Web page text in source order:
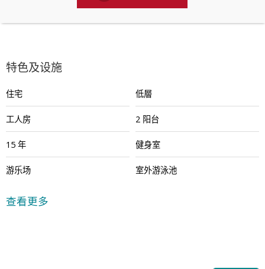
特色及设施
住宅 低層
工人房 2 阳台
15 年 健身室
游乐场 室外游泳池
24小时保安
查看更多